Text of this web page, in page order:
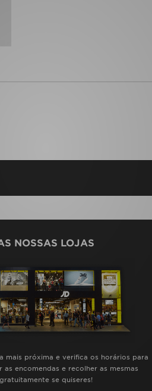
NOSSAS LOJAS
mais próxima e verifica os horários para
as encomendas e recolher as mesmas
gratuitamente se quiseres!